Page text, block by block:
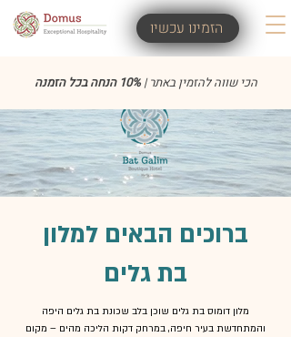
הזמינו עכשיו
הכי שווה להזמין באתר |10% הנחה בכל הזמנה
ברוכים הבאים למלון
בת גלים
מלון דומוס בת גלים שוכן בלב שכונת בת גלים היפה
והמתחדשת בעיר חיפה, במרחק דקות הליכה מהים – מקום